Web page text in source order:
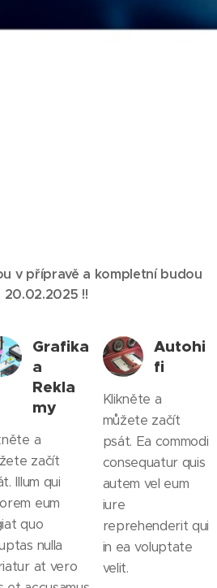
v přípravě a kompletní budou
20.02.2025 !!
Grafika
a
Rekla
my
a
začít
Illum qui
eum
quo
nulla
at vero
Autohi
fi
Klikněte a
můžete začít
psát. Ea commodi
consequatur quis
autem vel eum
iure
reprehenderit qui
in ea voluptate
velit.